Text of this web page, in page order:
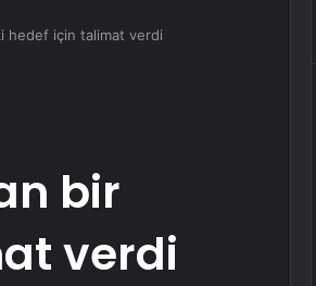
hedef için talimat verdi
bir
verdi